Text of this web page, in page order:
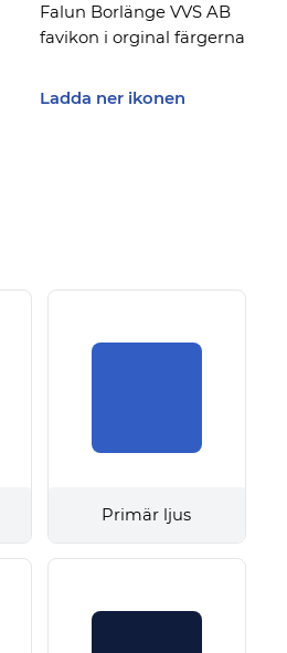
Falun Borlänge VVS AB
favikon i orginal färgerna
Ladda ner ikonen
Primär ljus